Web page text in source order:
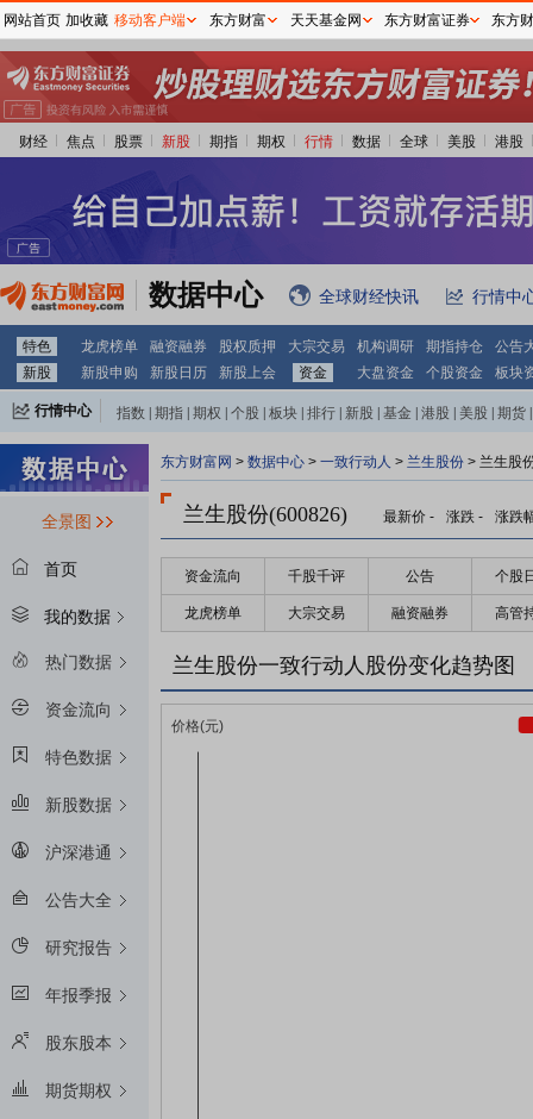
财经 焦点 股票 新股 期指 期权 行情 数据 全球 美股 港股
数据中心 全球财经快讯 行情中
特色 龙虎榜单 融资融券 股权质押 大宗交易 机构调研 期指持仓
公告
新股
新股申购 新股日历 新股上会 资金 大盘资金 个股资金 板块
行情中心 指数 期指 期权 个股 板块 排行 新股 基金 港股 美股 期货
全景图
首页
我的数据
热门数据
资金流向
特色数据
新股数据
沪深港通
公告大全
研究报告
年报季报
股东股本
期货期权
东方财富网 > 数据中心 > 一致行动人 > 兰生股份 > 兰生股
兰生股份(600826) 最新价 - 涨跌 - 涨跌
资金流向 千股千评 公告 个股
龙虎榜单 大宗交易 融资融券 高管
兰生股份一致行动人股份变化趋势图
网站首页 加收藏 移动客户端 东方财富 天天基金网 东方财富证券 东方